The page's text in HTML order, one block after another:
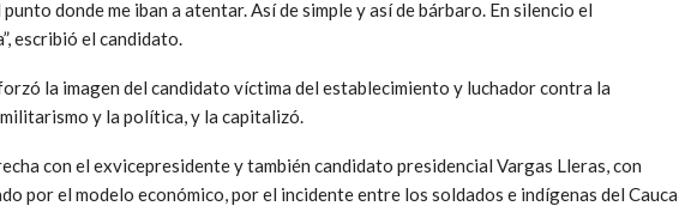
donde me iban a atentar. Así de simple y así de bárbaro. En silencio el
escribió el candidato.
la imagen del candidato víctima del establecimiento y luchador contra la
y la política, y la capitalizó.
con el exvicepresidente y también candidato presidencial Vargas Lleras, con
por el modelo económico, por el incidente entre los soldados e indígenas del Cauca